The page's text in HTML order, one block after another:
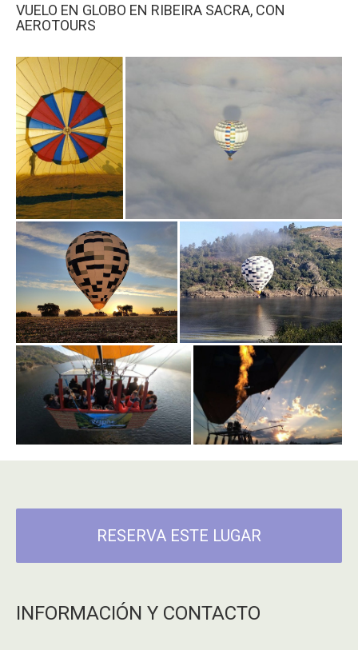
VUELO EN GLOBO EN RIBEIRA SACRA, CON
AEROTOURS
RESERVA ESTE LUGAR
INFORMACIÓN Y CONTACTO